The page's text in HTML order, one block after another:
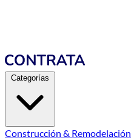
Categorías
Construcción & Remodelación